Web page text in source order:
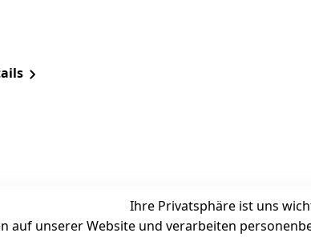
Ihre Privatsphäre ist uns
auf unserer Website und verarbeiten